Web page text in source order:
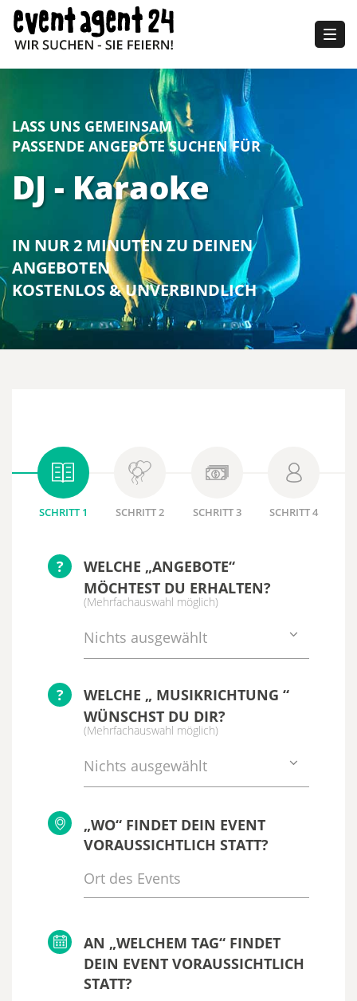
LASS UNS GEMEINSAM
PASSENDE ANGEBOTE SUCHEN FÜR
DJ - Karaoke
IN NUR 2 MINUTEN ZU DEINEN
ANGEBOTEN
KOSTENLOS & UNVERBINDLICH
SCHRITT 1 SCHRITT 2 SCHRITT 3 SCHRITT 4
?
WELCHE „ANGEBOTE“
MÖCHTEST DU ERHALTEN?
(Mehrfachauswahl möglich)
Nichts ausgewählt
?
WELCHE „ MUSIKRICHTUNG “
WÜNSCHST DU DIR?
(Mehrfachauswahl möglich)
Nichts ausgewählt
„WO“ FINDET DEIN EVENT
VORAUSSICHTLICH STATT?
AN „WELCHEM TAG“ FINDET
DEIN EVENT VORAUSSICHTLICH
STATT?